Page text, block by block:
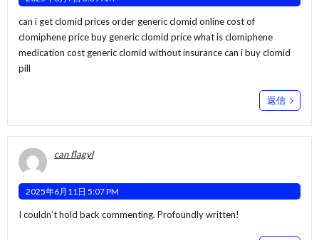
can i get clomid prices order generic clomid online cost of
clomiphene pricebuy generic clomid pricewhat is clomiphene
medication cost generic clomid without insurance can i buy clomid
pill
返信
can flagyl
2025年6月11日 5:07 PM
I couldn’t hold back commenting. Profoundly written!